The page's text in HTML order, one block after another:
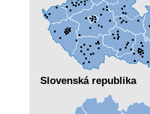
Slovenská republika